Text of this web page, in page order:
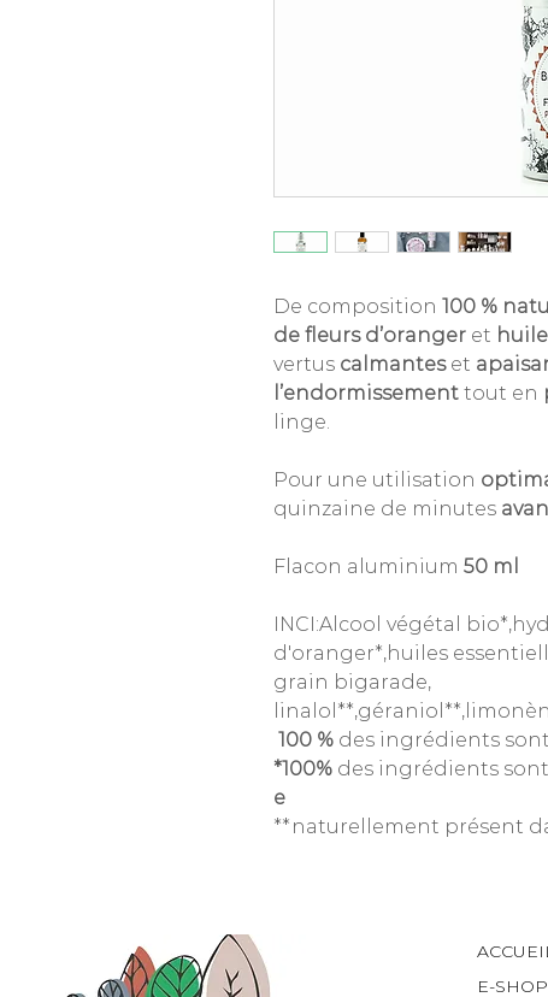
De composition 100 %
de fleurs d’oranger et
vertus calmanteset
l’endormissement tout en
linge.
Pour une utilisation
quinzaine de minutes
Flacon aluminium 50 ml
INCI:Alcool végétal
d'oranger*,huiles
grain bigarade,
100 % des ingrédients
*100% des ingrédients sont
e
**naturellement présent
E-SHOP